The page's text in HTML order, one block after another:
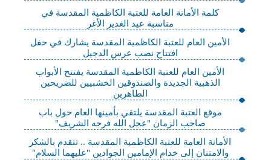
كلمة الأمانة العامة للعتبة الكاظمية المقدسة في
مناسبة عيد الغدير الأغر
الأمين العام للعتبة الكاظمية المقدسة يشارك في حفل
افتتاح نصب عرس الدجيل
الأمين العام للعتبة الكاظمية المقدسة يفتتح الأبواب
الذهبية الجديدة والصندوقين الخشبيين للضريحين
الطاهرين
موقع العتبة المقدسة يلتقي بأمينها العام حول باب
صاحب الزمان "عجل الله فرجه الشريف"
الأمانة العامة للعتبة الكاظمية المقدسة .. تتقدم بالشكر
والامتنان إلى خدام الإمامين الجوادين "عليهما السلام"